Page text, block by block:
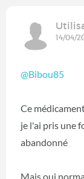
14/04/
@Bibou85
Ce
je l'ai pris une
abandonné
Mais oui